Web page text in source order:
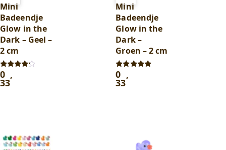
winkelwagen
Mini
Badeendje
Glow in the
Dark – Geel –
2 cm
Gewaardeerd
4.00
uit 5
0 ,
33
winkelwagen
Mini
Badeendje
Glow in the
Dark –
Groen – 2 cm
Gewaardeerd
5.00
uit 5
0 ,
33